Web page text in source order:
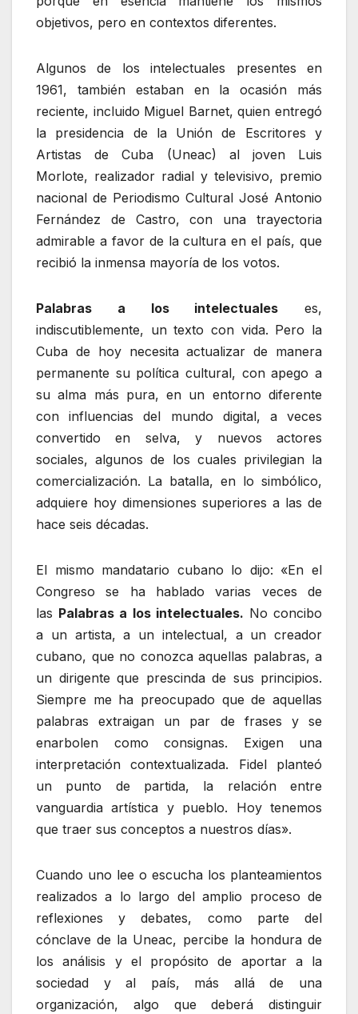
objetivos, pero en contextos diferentes.
Algunos de los intelectuales presentes en
1961, también estaban en la ocasión más
reciente, incluido Miguel Barnet, quien entregó
la presidencia de la Unión de Escritores y
Artistas de Cuba (Uneac) al joven Luis
Morlote, realizador radial y televisivo, premio
nacional de Periodismo Cultural José Antonio
Fernández de Castro, con una trayectoria
admirable a favor de la cultura en el país, que
recibió la inmensa mayoría de los votos.
Palabras a los intelectuales es,
indiscutiblemente, un texto con vida. Pero la
Cuba de hoy necesita actualizar de manera
permanente su política cultural, con apego a
su alma más pura, en un entorno diferente
con influencias del mundo digital, a veces
convertido en selva, y nuevos actores
sociales, algunos de los cuales privilegian la
comercialización. La batalla, en lo simbólico,
adquiere hoy dimensiones superiores a las de
hace seis décadas.
El mismo mandatario cubano lo dijo: «En el
Congreso se ha hablado varias veces de
las Palabras a los intelectuales. No concibo
a un artista, a un intelectual, a un creador
cubano, que no conozca aquellas palabras, a
un dirigente que prescinda de sus principios.
Siempre me ha preocupado que de aquellas
palabras extraigan un par de frases y se
enarbolen como consignas. Exigen una
interpretación contextualizada. Fidel planteó
un punto de partida, la relación entre
vanguardia artística y pueblo. Hoy tenemos
que traer sus conceptos a nuestros días».
Cuando uno lee o escucha los planteamientos
realizados a lo largo del amplio proceso de
reflexiones y debates, como parte del
cónclave de la Uneac, percibe la hondura de
los análisis y el propósito de aportar a la
sociedad y al país, más allá de una
organización, algo que deberá distinguir